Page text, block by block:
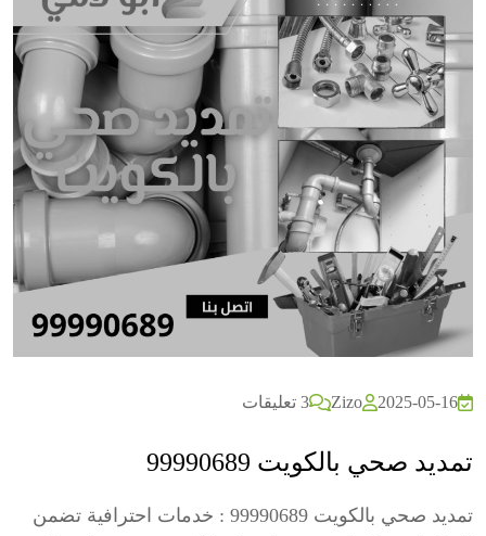
2025-05-16
Zizo 3 تعليقات
تمديد صحي بالكويت 99990689
تمديد صحي بالكويت 99990689 : خدمات احترافية تضمن